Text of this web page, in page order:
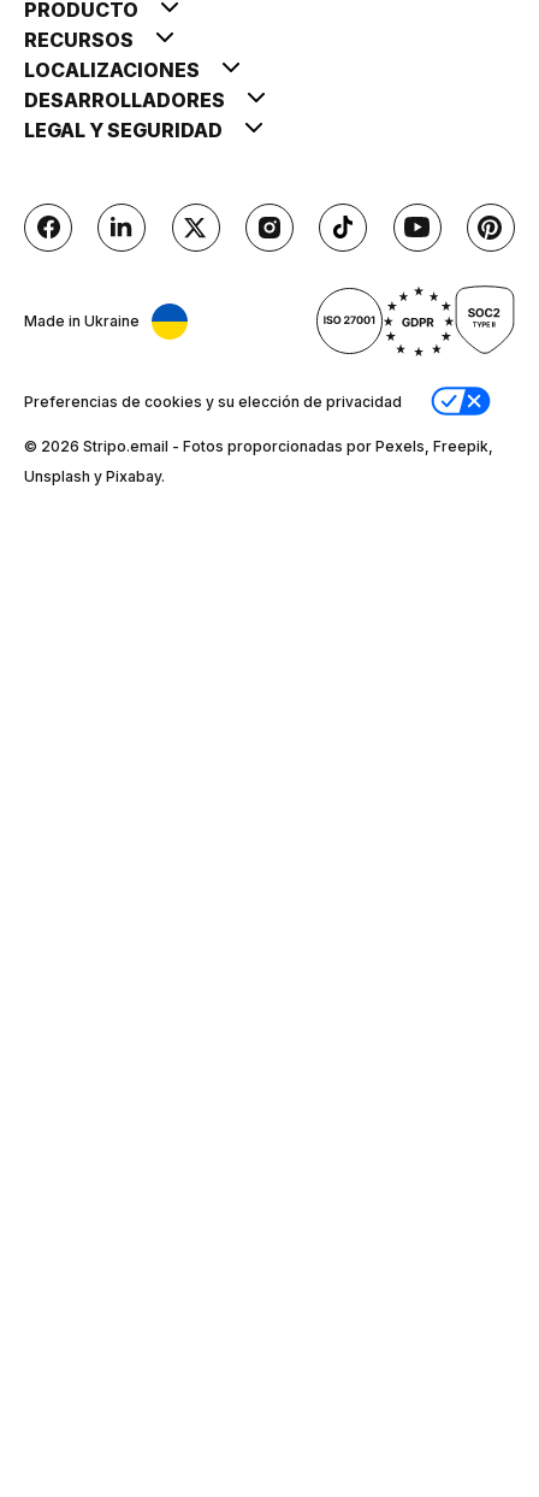
PRODUCTO
RECURSOS
LOCALIZACIONES
DESARROLLADORES
LEGAL Y SEGURIDAD
Made in Ukraine
Preferencias de cookies y su elección de privacidad
© 2026 Stripо.email - Fotos proporcionadas por Pexels, Freepik,
Unsplash y Pixabay.